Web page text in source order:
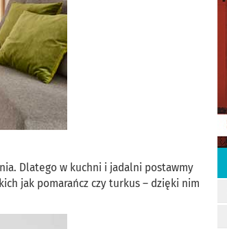
Dlatego w kuchni i jadalni postawmy
jak pomarańcz czy turkus – dzięki nim